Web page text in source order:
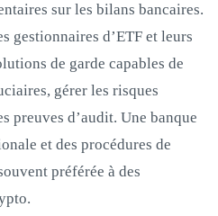
sur les bilans bancaires.
gestionnaires d’ETF et leurs
de garde capables de
gérer les risques
preuves d’audit. Une banque
et des procédures de
préférée à des